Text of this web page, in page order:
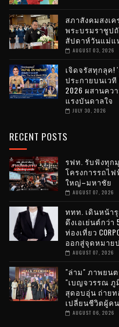
สภาสังคมสงเ
พระบรมราชูป
สัปดาห์วันแม่แ
AUGUST 03, 2026
เจิดจรัสทุกลุค!
ประกายบนเวที
2026 ผสานคว
แรงบันดาลใจ
JULY 30, 2026
RECENT POSTS
รฟท. รับฟังทุก
โครงการรถไ
ใหญ่–มหาชัย
AUGUST 07, 2026
ททท. เดินหน้ารุก
ดึงเอเย่นต์กว่
ท่องเที่ยว
ออกสู่จุดหมาย
AUGUST 07, 2026
"ล่าม" ภาพยนต
"เบญจวรรณ ภู
สุดอบอุ่น ถ่าย
เปลี่ยนชีวิตผู้คน
AUGUST 06, 2026